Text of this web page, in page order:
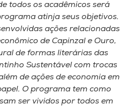
todos os acadêmicos será
atinja seus objetivos.
ações relacionadas
de Capinzal e Ouro,
de formas literárias das
Sustentável com trocas
de ações de economia em
O programa tem como
ser vividos por todos em